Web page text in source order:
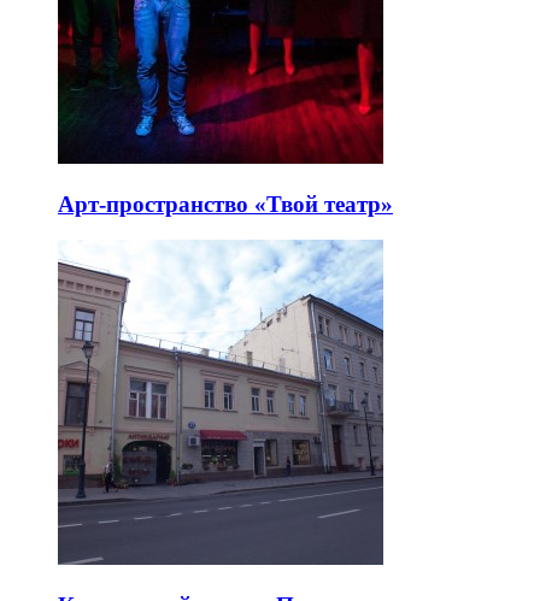
Арт-пространство «Твой театр»